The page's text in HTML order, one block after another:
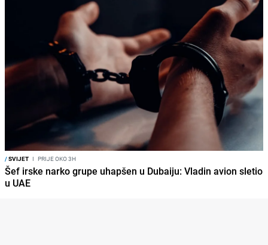
/SVIJET I PRIJE OKO 3H
Šef irske narko grupe uhapšen u Dubaiju: Vladin avion sletio
u UAE